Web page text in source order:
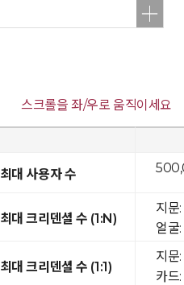
스크롤을 좌/우로 움직이세요
최대 사용자 수
최대 크리덴셜 수 (1:N)
최대 크리덴셜 수 (1:1)
지
얼
지
카